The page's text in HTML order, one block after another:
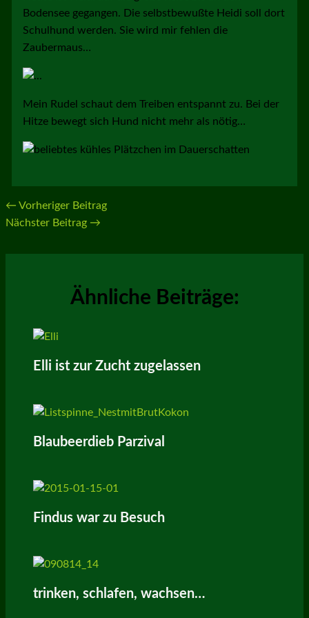
Bodensee gegangen. Die selbstbewußte Heidi soll dort
Schulhund werden. Sie wird mir fehlen die
Zaubermaus…
Mein Rudel schaut dem Treiben entspannt zu. Bei der
Hitze bewegt sich Hund nicht mehr als nötig…
← Vorheriger Beitrag
Nächster Beitrag →
Ähnliche Beiträge:
Elli ist zur Zucht zugelassen
Blaubeerdieb Parzival
Findus war zu Besuch
trinken, schlafen, wachsen…